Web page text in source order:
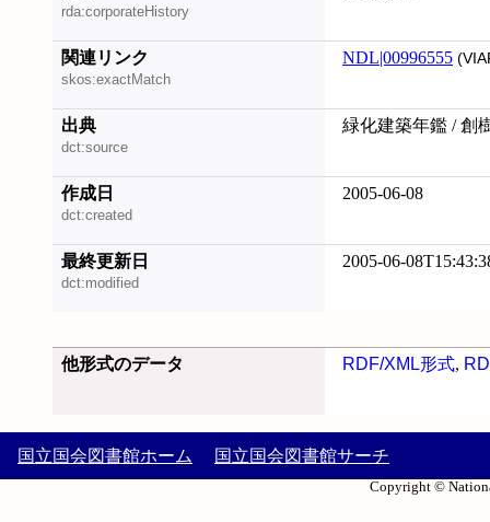
rda:corporateHistory
関連リンク
skos:exactMatch
NDL|00996555
出典
dct:source
緑化建築年鑑 / 創
作成日
dct:created
2005-06-08
最終更新日
dct:modified
2005-06-
他形式のデータ RDF/XML形式,
国立国会図書館ホーム 国立国会図書館サーチ
Copyright ©